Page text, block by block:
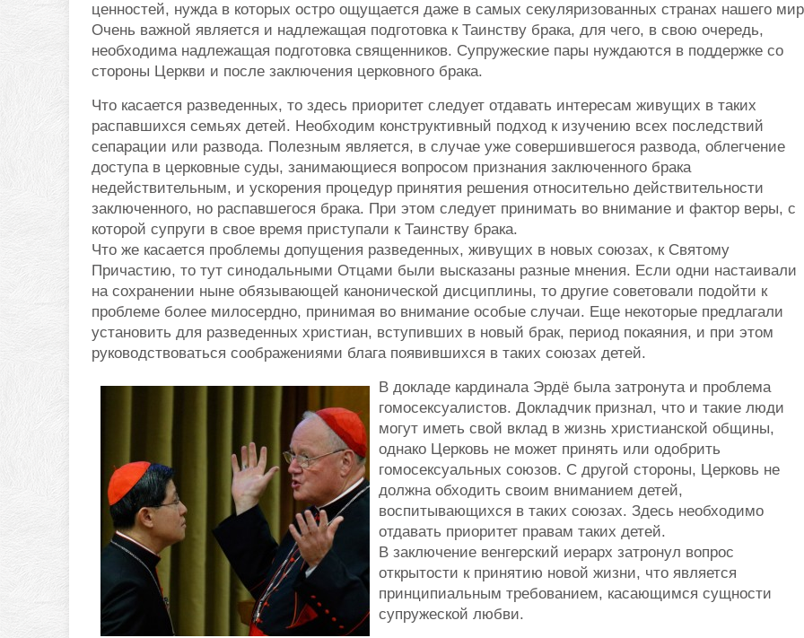
ценностей, нужда в которых остро ощущается даже в самых секуляризованных странах нашего
Очень важной является и надлежащая подготовка к Таинству брака, для чего, в свою очередь,
необходима надлежащая подготовка священников. Супружеские пары нуждаются в поддержке со
стороны Церкви и после заключения церковного брака.
Что касается разведенных, то здесь приоритет следует отдавать интересам живущих в таких
распавшихся семьях детей. Необходим конструктивный подход к изучению всех последствий
сепарации или развода. Полезным является, в случае уже совершившегося развода, облегчение
доступа в церковные суды, занимающиеся вопросом признания заключенного брака
недействительным, и ускорения процедур принятия решения относительно действительности
заключенного, но распавшегося брака. При этом следует принимать во внимание и фактор веры, с
которой супруги в свое время приступали к Таинству брака.
Что же касается проблемы допущения разведенных, живущих в новых союзах, к Святому
Причастию, то тут синодальными Отцами были высказаны разные мнения. Если одни настаивали
на сохранении ныне обязывающей канонической дисциплины, то другие советовали подойти к
проблеме более милосердно, принимая во внимание особые случаи. Еще некоторые предлагали
установить для разведенных христиан, вступивших в новый брак, период покаяния, и при этом
руководствоваться соображениями блага появившихся в таких союзах детей.
В докладе кардинала Эрдё была затронута и проблема
гомосексуалистов. Докладчик признал, что и такие люди
могут иметь свой вклад в жизнь христианской общины,
однако Церковь не может принять или одобрить
гомосексуальных союзов. С другой стороны, Церковь не
должна обходить своим вниманием детей,
воспитывающихся в таких союзах. Здесь необходимо
отдавать приоритет правам таких детей.
В заключение венгерский иерарх затронул вопрос
открытости к принятию новой жизни, что является
принципиальным требованием, касающимся сущности
супружеской любви.